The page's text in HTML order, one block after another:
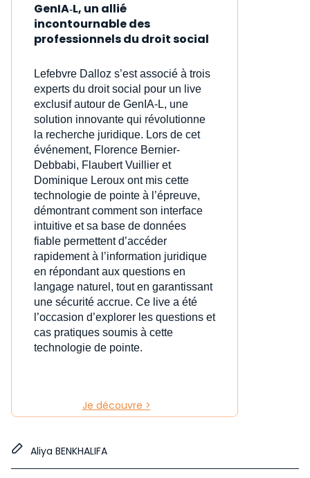
GenIA‑L, un allié
incontournable des
professionnels du droit social
Lefebvre Dalloz s’est associé à trois
experts du droit social pour un live
exclusif autour de GenIA‑L, une
solution innovante qui révolutionne
la recherche juridique. Lors de cet
événement, Florence Bernier-
Debbabi, Flaubert Vuillier et
Dominique Leroux ont mis cette
technologie de pointe à l’épreuve,
démontrant comment son interface
intuitive et sa base de données
fiable permettent d’accéder
rapidement à l’information juridique
en répondant aux questions en
langage naturel, tout en garantissant
une sécurité accrue. Ce live a été
l’occasion d’explorer les questions et
cas pratiques soumis à cette
technologie de pointe.
Je découvre >
Aliya BENKHALIFA